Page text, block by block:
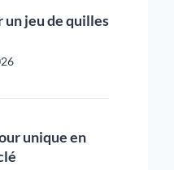
un jeu de quilles
unique en